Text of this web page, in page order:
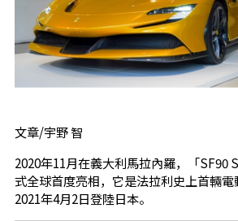
文章/宇野 智
2020年11月在義大利馬拉內羅，「SF90
式全球首度亮相，它是法拉利史上首輛
2021年4月2日登陸日本。